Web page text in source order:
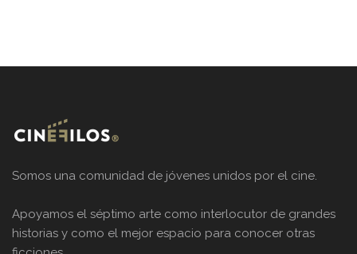
Somos una comunidad de jóvenes unidos por el cine.
Apoyamos el séptimo arte como interlocutor de grandes
historias y como el mejor espacio para conocer otras